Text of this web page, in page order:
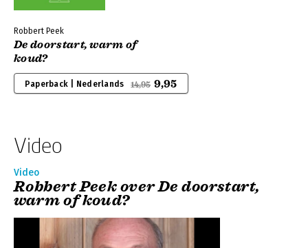
Robbert Peek
De doorstart, warm of
koud?
Paperback | Nederlands 14,95 9,95
Video
Video
Robbert Peek over De doorstart,
warm of koud?